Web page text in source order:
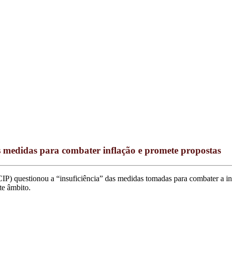
para combater inflação e promete propostas
questionou a “insuficiência” das medidas tomadas para combater a
âmbito.